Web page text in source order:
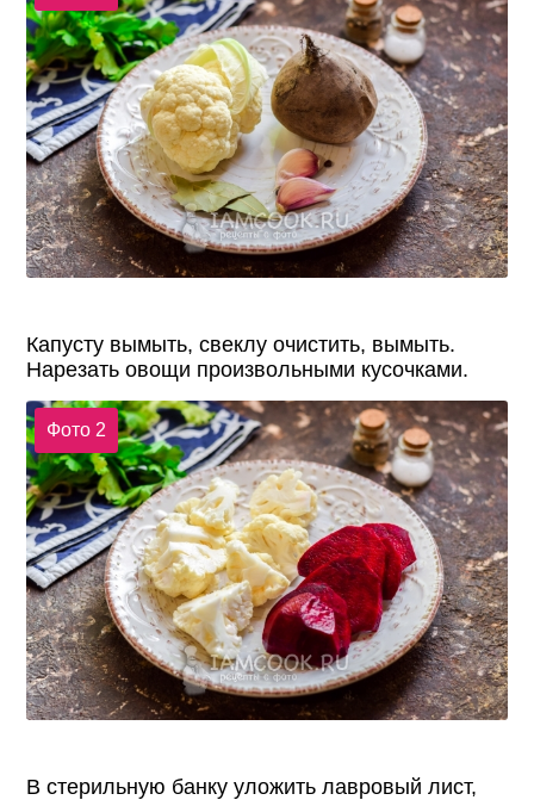
Капусту вымыть, свеклу очистить, вымыть.
Нарезать овощи произвольными кусочками.
Фото 2
В стерильную банку уложить лавровый лист,